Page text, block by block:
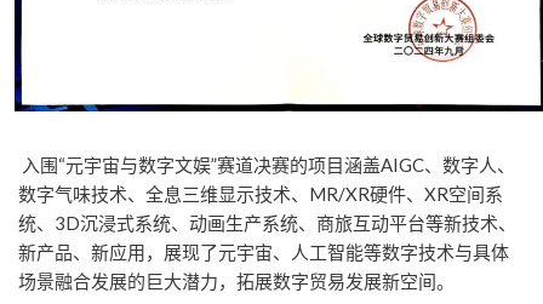
入围“元宇宙与数字文娱”赛道决赛的项目涵盖AIGC、数字人、
数字气味技术、全息三维显示技术、MR/XR硬件、XR空间系
统、3D沉浸式系统、动画生产系统、商旅互动平台等新技术、
新产品、新应用，展现了元宇宙、人工智能等数字技术与具体
场景融合发展的巨大潜力，拓展数字贸易发展新空间。